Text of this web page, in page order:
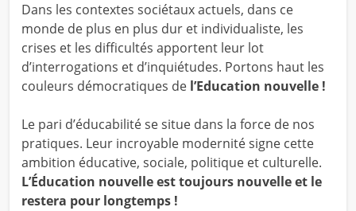
Dans les contextes sociétaux actuels, dans ce
monde de plus en plus dur et individualiste, les
crises et les difficultés apportent leur lot
d’interrogations et d’inquiétudes. Portons haut les
couleurs démocratiques de l’Education nouvelle !
Le pari d’éducabilité se situe dans la force de nos
pratiques. Leur incroyable modernité signe cette
ambition éducative, sociale, politique et culturelle.
L’Éducation nouvelle est toujours nouvelle et le
restera pour longtemps !